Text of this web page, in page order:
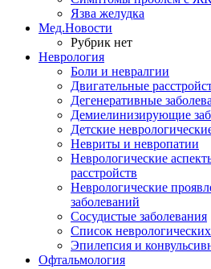
Язва желудка
Мед.Новости
Рубрик нет
Неврология
Боли и невралгии
Двигательные
Дегенеративные
Демиелинизирующие
Детские
Невриты и невропатии
Неврологические
расстройств
Неврологические
заболеваний
Сосудистые заболевания
Список
Эпилепсия и
Офтальмология